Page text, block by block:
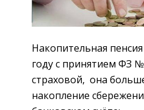
Накопительная
году с принятием ФЗ
страховой, она
накопление